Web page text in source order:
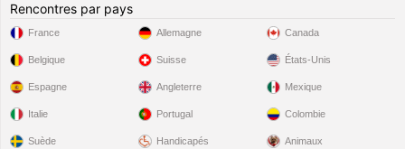
Rencontres par pays
France
Belgique
Espagne
Italie
Suède
Allemagne
Suisse
Angleterre
Portugal
Handicapés
Canada
États-Unis
Mexique
Colombie
Animaux